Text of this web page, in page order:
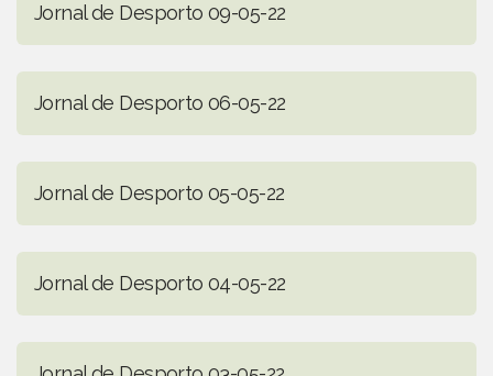
Jornal de Desporto 09-05-22
Jornal de Desporto 06-05-22
Jornal de Desporto 05-05-22
Jornal de Desporto 04-05-22